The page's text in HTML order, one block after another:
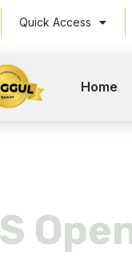
Quick Access
Home